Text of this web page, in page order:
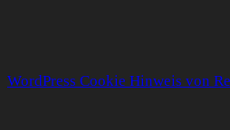
WordPress Cookie Hinweis von